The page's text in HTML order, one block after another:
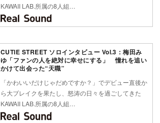
KAWAII LAB.所属の8人組…
CUTIE STREET ソロインタビュー Vol.3：梅田み
ゆ「ファンの人を絶対に幸せにする」 憧れを追い
かけて出会った“天職”
「かわいいだけじゃだめですか？」でデビュー直後か
ら大ブレイクを果たし、怒涛の日々を過ごしてきた
KAWAII LAB.所属の8人組…